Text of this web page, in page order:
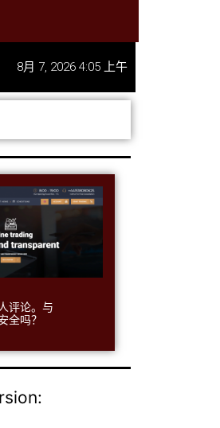
8月 7, 2026 4:05 上午
评论。与
吗？